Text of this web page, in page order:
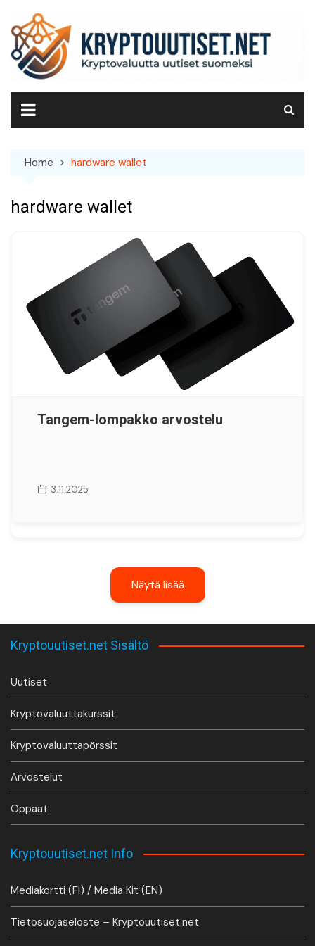
content
Home hardware wallet
hardware wallet
Tangem-lompakko arvostelu
3.11.2025
Näytä lisää
Kryptouutiset.net Sisältö
Uutiset
Kryptovaluuttakurssit
Kryptovaluuttapörssit
Arvostelut
Oppaat
Kryptouutiset.net Info
Mediakortti (FI) / Media Kit (EN)
Tietosuojaseloste – Kryptouutiset.net